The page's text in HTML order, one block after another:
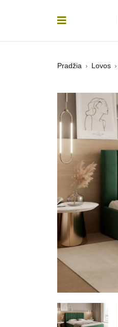
Pradžia › Lovos ›